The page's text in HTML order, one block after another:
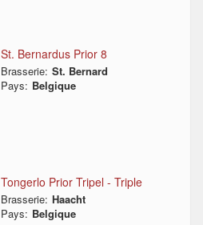
St. Bernardus Prior 8
Brasserie: St. Bernard
Pays: Belgique
Tongerlo Prior Tripel - Triple
Brasserie: Haacht
Pays: Belgique